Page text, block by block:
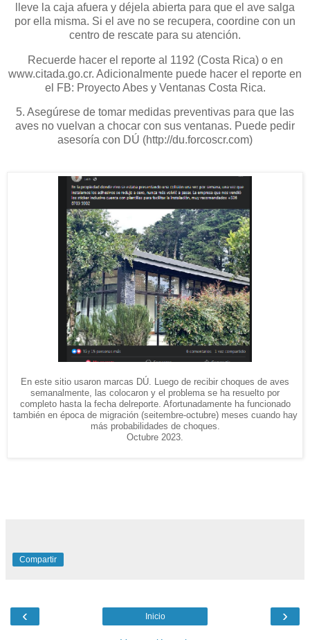
lleve la caja afuera y déjela abierta para que el ave salga
por ella misma. Si el ave no se recupera, coordine con un
centro de rescate para su atención.
Recuerde hacer el reporte al 1192 (Costa Rica) o en
www.citada.go.cr. Adicionalmente puede hacer el reporte en
el FB: Proyecto Abes y Ventanas Costa Rica.
5. Asegúrese de tomar medidas preventivas para que las
aves no vuelvan a chocar con sus ventanas. Puede pedir
asesoría con DÚ (http://du.forcoscr.com)
En este sitio usaron marcas DÚ. Luego de recibir choques de aves
semanalmente, las colocaron y el problema se ha resuelto por
completo hasta la fecha delreporte. Afortunadamente ha funcionado
también en época de migración (seitembre-octubre) meses cuando hay
más probabilidades de choques.
Octubre 2023.
Compartir
‹ ›
Inicio